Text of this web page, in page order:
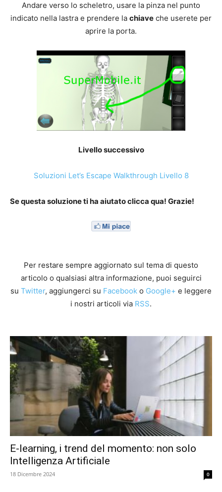
Andare verso lo scheletro, usare la pinza nel punto
indicato nella lastra e prendere la chiave che userete per
aprire la porta.
Livello successivo
Soluzioni Let’s Escape Walkthrough Livello 8
Se questa soluzione ti ha aiutato clicca qua! Grazie!
Per restare sempre aggiornato sul tema di questo
articolo o qualsiasi altra informazione, puoi seguirci
su Twitter, aggiungerci su Facebook o Google+ e leggere
i nostri articoli via RSS.
E-learning, i trend del momento: non solo
Intelligenza Artificiale
18 Dicembre 2024 0